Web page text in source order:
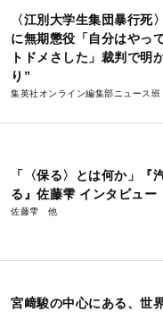
〈江別大学生集団暴行死
に無期懲役「自分はやっ
トドメさした」裁判で明
り”
集英社オンライン編集部ニュース班
「〈保る〉とは何か」『
る』佐藤雫 インタビュー
佐藤雫
宮﨑駿の中心にある、世